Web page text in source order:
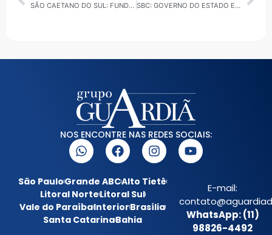
SÃO CAETANO DO SUL: FUNDAÇÃO DAS ARTES ENCERRA CELEBRAÇÃO DE 57 ANOS COM EXPRESSIVA PARTICIPAÇÃO DO PÚBLICO SBC: GOVERNO DO ESTADO ENTREGA TÍTULOS E LANÇA CARRETA DE REGULARIZAÇÃO FUNDIÁRIA
NOS ENCONTRE NAS REDES SOCIAIS:
São PauloGrande ABCAlto Tietê
Litoral NorteLitoral Sul
Vale do ParaíbaInteriorBrasília
Santa CatarinaBahia
E-mail:
WhatsApp: (11)
98826-4492